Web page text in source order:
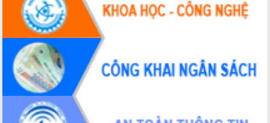
tiến đầu tư tỉnh
Ngành cá ngừ Đắk Lắk chủ động thích
ứng để giữ vững thị trường xuất khẩu
Diễn đàn Kinh tế tư nhân Việt Nam đột
phá cơ chế - Hợp tác công tư
Đề án 06 tạo bước ngoặt đột phá trong
cải cách hành chính tỉnh Đắk Lắk
Kết nối tour, đẩy mạnh chuyển đổi số
để phát triển du lịch Đắk Lắk